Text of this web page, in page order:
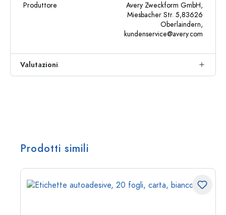
Produttore
Avery Zweckform GmbH,
Miesbacher Str. 5,83626
Oberlaindern,
kundenservice@avery.com
Valutazioni
Prodotti simili